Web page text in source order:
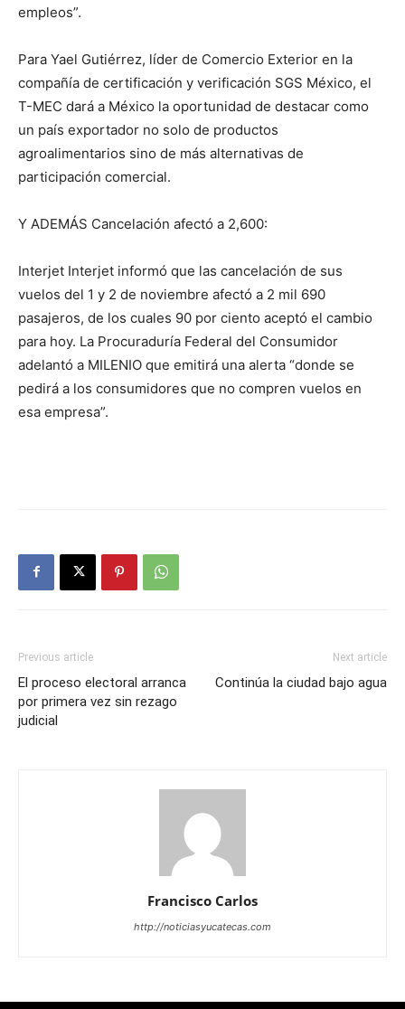
empleos”.
Para Yael Gutiérrez, líder de Comercio Exterior en la
compañía de certificación y verificación SGS México, el
T-MEC dará a México la oportunidad de destacar como
un país exportador no solo de productos
agroalimentarios sino de más alternativas de
participación comercial.
Y ADEMÁS Cancelación afectó a 2,600:
Interjet Interjet informó que las cancelación de sus
vuelos del 1 y 2 de noviembre afectó a 2 mil 690
pasajeros, de los cuales 90 por ciento aceptó el cambio
para hoy. La Procuraduría Federal del Consumidor
adelantó a MILENIO que emitirá una alerta “donde se
pedirá a los consumidores que no compren vuelos en
esa empresa”.
Previous article
El proceso electoral arranca
por primera vez sin rezago
judicial
Next article
Continúa la ciudad bajo agua
Francisco Carlos
http://noticiasyucatecas.com